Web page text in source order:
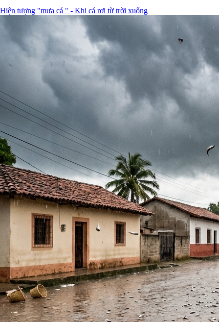
Hiện tượng "mưa cá " - Khi cá rơi từ trời xuống